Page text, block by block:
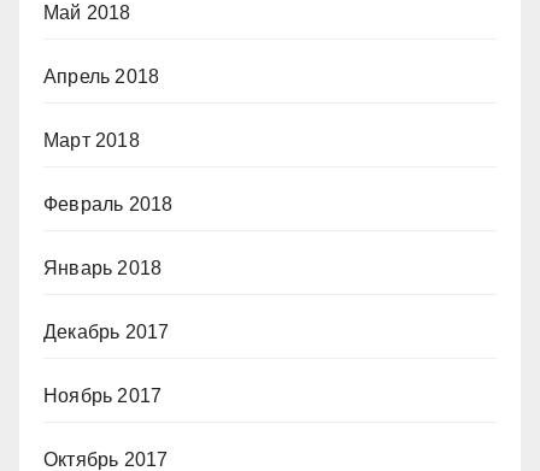
Май 2018
Апрель 2018
Март 2018
Февраль 2018
Январь 2018
Декабрь 2017
Ноябрь 2017
Октябрь 2017